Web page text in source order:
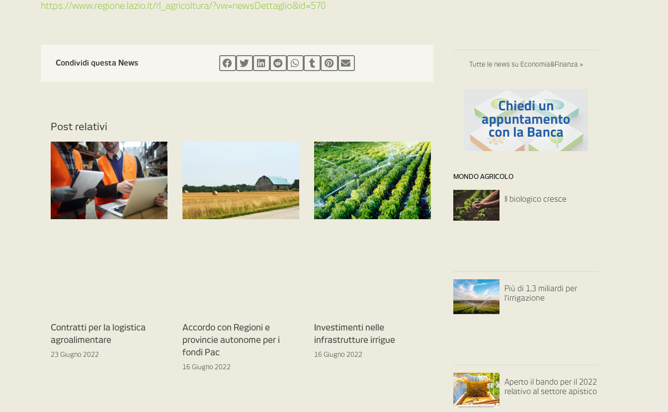
https://www.regione.lazio.it/rl_agricoltura/?vw=newsDettaglio&id=570
Condividi questa News
Post relativi
Contratti per la logistica
agroalimentare
23 Giugno 2022
Accordo con Regioni e
provincie autonome per i
fondi Pac
16 Giugno 2022
Investimenti nelle
infrastrutture irrigue
16 Giugno 2022
Tutte le news su Economia&Finanza »
MONDO AGRICOLO
Il biologico cresce
Più di 1,3 miliardi per
l’irrigazione
Aperto il bando per il 2022
relativo al settore apistico